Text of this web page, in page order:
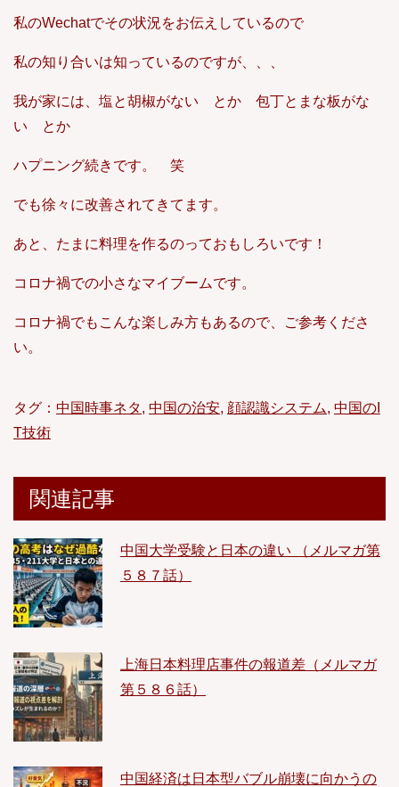
私のWechatでその状況をお伝えしているので
私の知り合いは知っているのですが、、、
我が家には、塩と胡椒がない とか 包丁とまな板がな
い とか
ハプニング続きです。 笑
でも徐々に改善されてきてます。
あと、たまに料理を作るのっておもしろいです！
コロナ禍での小さなマイブームです。
コロナ禍でもこんな楽しみ方もあるので、ご参考くださ
い。
タグ： 中国時事ネタ, 中国の治安, 顔認識システム, 中国のI
T技術
関連記事
中国大学受験と日本の違い （メルマガ第
５８７話）
上海日本料理店事件の報道差（メルマガ
第５８６話）
中国経済は日本型バブル崩壊に向かうの